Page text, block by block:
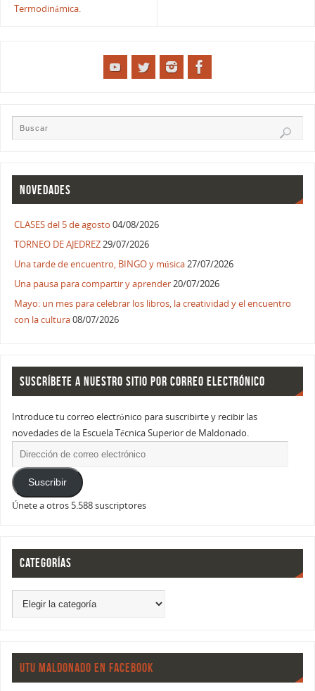
Termodinámica.
NOVEDADES
CLASES del 5 de agosto 04/08/2026
TORNEO DE AJEDREZ29/07/2026
Una tarde de encuentro, BINGO y música27/07/2026
Una pausa para compartir y aprender20/07/2026
Mayo: un mes para celebrar los libros, la creatividad y el encuentro
con la cultura08/07/2026
SUSCRÍBETE A NUESTRO SITIO POR CORREO ELECTRÓNICO
Introduce tu correo electrónico para suscribirte y recibir las
novedades de la Escuela Técnica Superior de Maldonado.
Suscribir
Únete a otros 5.588 suscriptores
CATEGORÍAS
UTU MALDONADO EN FACEBOOK